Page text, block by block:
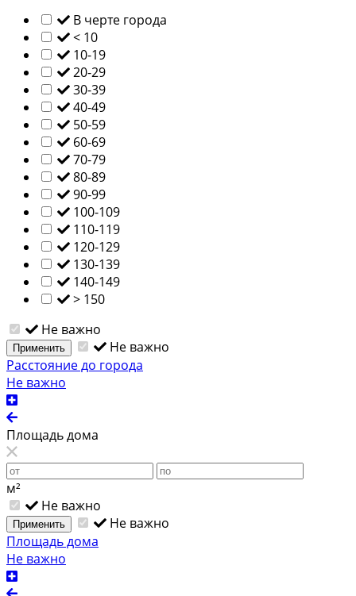
В черте города
< 10
10-19
20-29
30-39
40-49
50-59
60-69
70-79
80-89
90-99
100-109
110-119
120-129
130-139
140-149
> 150
Не важно
Применить
Не важно
Расстояние до города
Не важно
Площадь дома
м²
Не важно
Применить
Не важно
Площадь дома
Не важно